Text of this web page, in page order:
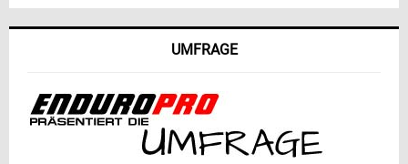
UMFRAGE